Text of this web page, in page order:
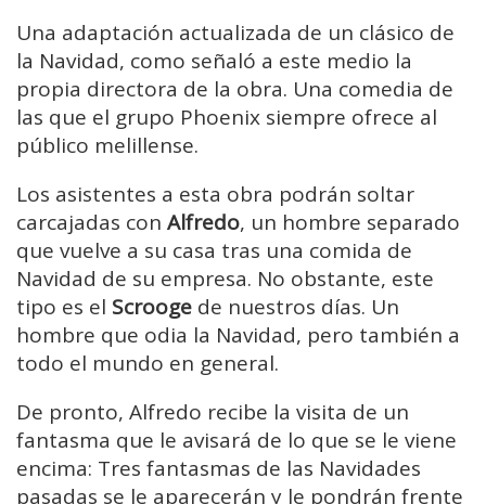
Una adaptación actualizada de un clásico de
la Navidad, como señaló a este medio la
propia directora de la obra. Una comedia de
las que el grupo Phoenix siempre ofrece al
público melillense.
Los asistentes a esta obra podrán soltar
carcajadas con Alfredo, un hombre separado
que vuelve a su casa tras una comida de
Navidad de su empresa. No obstante, este
tipo es el Scrooge de nuestros días. Un
hombre que odia la Navidad, pero también a
todo el mundo en general.
De pronto, Alfredo recibe la visita de un
fantasma que le avisará de lo que se le viene
encima: Tres fantasmas de las Navidades
pasadas se le aparecerán y le pondrán frente